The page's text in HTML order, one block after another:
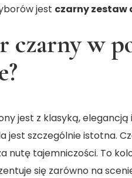
jest czarny zestaw
czarny w
jest z klasyką,
jest szczególnie istotna.
nutę tajemniczości. To
się zarówno na